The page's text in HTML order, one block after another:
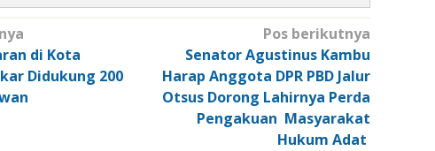
di Kota
Didukung 200
Pos berikutnya
Senator Agustinus Kambu
Harap Anggota DPR PBD Jalur
Otsus Dorong Lahirnya Perda
Pengakuan Masyarakat
Hukum Adat